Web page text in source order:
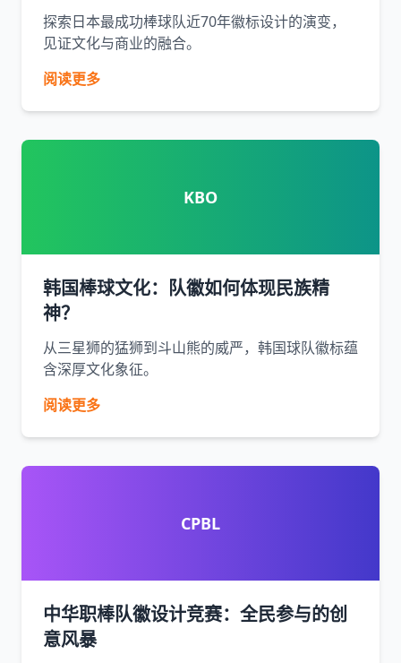
探索日本最成功棒球队近70年徽标设计的演变，
见证文化与商业的融合。
阅读更多
KBO
韩国棒球文化：队徽如何体现民族精
神？
从三星狮的猛狮到斗山熊的威严，韩国球队徽标蕴
含深厚文化象征。
阅读更多
CPBL
中华职棒队徽设计竞赛：全民参与的创
意风暴